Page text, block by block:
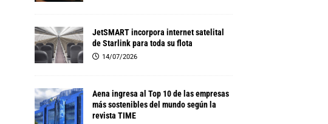
JetSMART incorpora internet satelital
de Starlink para toda su flota
14/07/2026
Aena ingresa al Top 10 de las empresas
más sostenibles del mundo según la
revista TIME